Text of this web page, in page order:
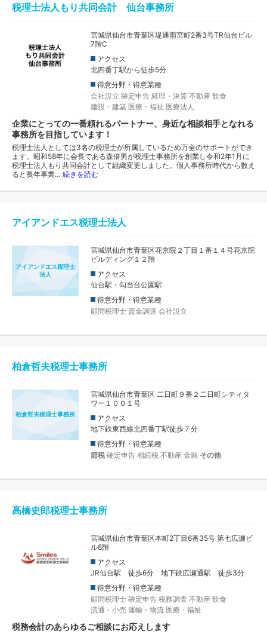
税理士法人もり共同会計 仙台事務所
宮城県仙台市青葉区堤通雨宮町2番3号TR仙台ビル
7階C
アクセス
北四番丁駅から徒歩5分
得意分野・得意業種
会社設立 確定申告 経理・決算 不動産 飲食
建設・建築 医療・福祉 医療法人
企業にとっての一番頼れるパートナー、身近な相談相手となれる
事務所を目指しています！
税理士法人としては3名の税理士が所属しているため万全のサポートができ
ます。昭和58年に会長である森倍男が税理士事務所を創業し令和2年1月に
税理士法人もり共同会計として組織変更しました。個人事務所時代から数え
ると長年事業… 続きを読む
アイアンドエス税理士法人
アイアンドエス税理士
法人
宮城県仙台市青葉区花京院２丁目１番１４号花京院
ビルディング１２階
アクセス
仙台駅・勾当台公園駅
得意分野・得意業種
顧問税理士 資金調達 会社設立
柏倉哲夫税理士事務所
柏倉哲夫税理士事務所
宮城県仙台市青葉区 二日町９番２二日町シティタ
ワー１００１号
アクセス
地下鉄東西線北四番丁駅徒歩７分
得意分野・得意業種
節税 確定申告 相続税 不動産 金融 その他
髙橋史郎税理士事務所
宮城県仙台市青葉区本町2丁目6番35号 第七広瀬ビ
ル8階
アクセス
JR仙台駅 徒歩6分 地下鉄広瀬通駅 徒歩3分
得意分野・得意業種
顧問税理士 確定申告 税務調査 不動産 飲食
流通・小売 運輸・物流 医療・福祉
税務会計のあらゆるご相談にお応えします